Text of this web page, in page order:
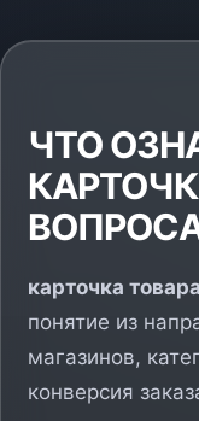
ЧТО
карточка
понятие из
магазинов,
конверсия